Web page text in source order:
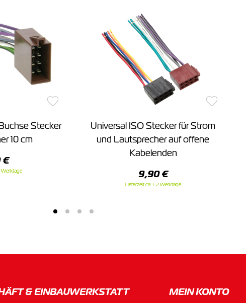
Stecker
10 cm
€
Werktage
Universal ISO Stecker für Strom
und Lautsprecher auf offene
Kabelenden
9,90 €
Lieferzeit ca. 1-2 Werktage
& EINBAU­WERKSTATT MEIN KONTO